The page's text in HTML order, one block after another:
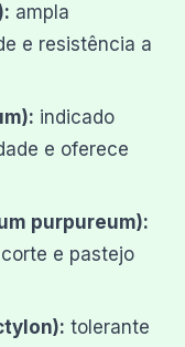
ampla
e resistência a
indicado
e oferece
purpureum):
e pastejo
tolerante